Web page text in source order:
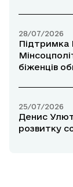
28/07/2026
Підтримка
біженців
25/07/2026
Денис
розвитку